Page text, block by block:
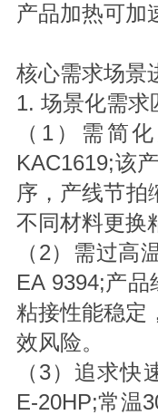
产品加热可加
核心需求场景
1. 场景化需求
（1）需简
KAC1619;该
序，产线节拍
不同材料更换
（2）需过高
EA 9394;产
粘接性能稳定
效风险。
（3）追求
E-20HP;常温